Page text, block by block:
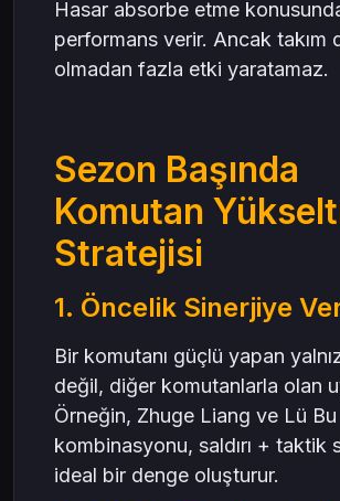
Hasar absorbe etme
performans verir. Ancak takım
olmadan fazla etki yaratamaz.
Sezon Başında
Komutan
Stratejisi
1. Öncelik Sinerjiye
Bir komutanı güçlü yapan
değil, diğer komutanlarla olan
Örneğin, Zhuge Liang ve Lü Bu
kombinasyonu, saldırı + taktik
ideal bir denge oluşturur.